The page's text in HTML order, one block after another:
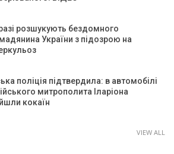
розшукують бездомного
України з підозрою на
поліція підтвердила: в автомобілі
митрополита Іларіона
кокаїн
VIEW ALL